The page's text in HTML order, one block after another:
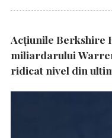
Acțiunile Berkshire
miliardarului
ridicat nivel din